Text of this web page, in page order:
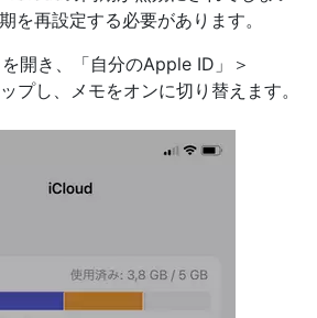
を再設定する必要があります。
開き、「自分のApple ID」＞
プし、メモをオンに切り替えます。